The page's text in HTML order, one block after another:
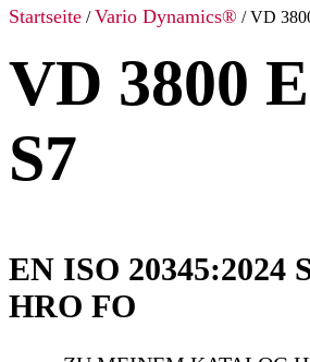
Startseite /Vario Dynamics® / VD
VD 3800
S7
EN ISO 20345:2024
HRO FO